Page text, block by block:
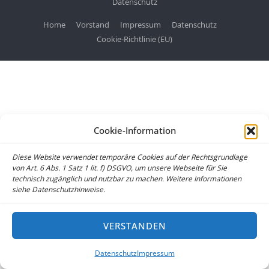
Cookie-Information
Diese Website verwendet temporäre Cookies auf der Rechtsgrundlage
von Art. 6 Abs. 1 Satz 1 lit. f) DSGVO, um unsere Webseite für Sie
technisch zugänglich und nutzbar zu machen. Weitere Informationen
siehe Datenschutzhinweise.
VERSTANDEN
DatenschutzImpressum
Home Vorstand Impressum
Datenschutz
Cookie-Richtlinie (EU)